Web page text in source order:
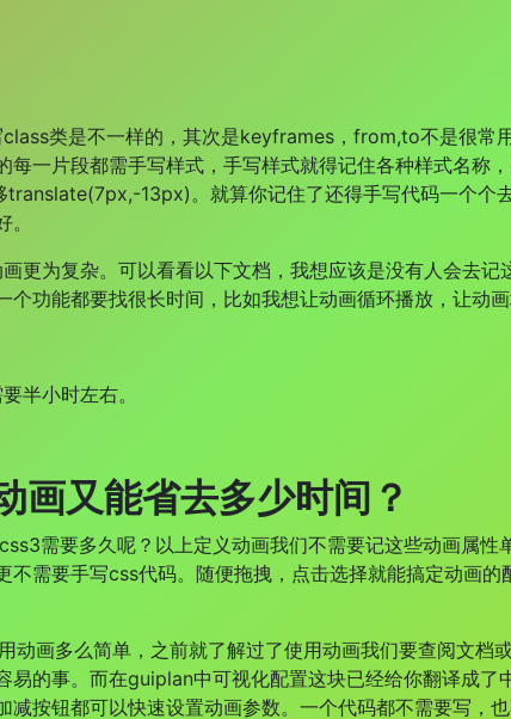
类是不一样的，其次是keyframes，from,to不是很常
每一片段都需手写样式，手写样式就得记住各种样式名称
translate(7px,-13px)。就算你记住了还得手写代码一个个
为复杂。可以看看以下文档，我想应该是没有人会去记
功能都要找很长时间，比如我想让动画循环播放，让动画
小时左右。
画又能省去多少时间？
要多久呢？以上定义动画我们不需要记这些动画属性单
需要手写css代码。随便拖拽，点击选择就能搞定动画的
画多么简单，之前就了解过了使用动画我们要查阅文档
易的事。而在guiplan中可视化配置这块已经给你翻译成了
减按钮都可以快速设置动画参数。一个代码都不需要写，